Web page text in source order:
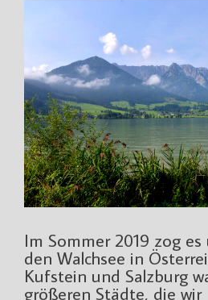
Im Sommer 2019 zog es
den Walchsee in
Kufstein und Salzburg
größeren Städte, die wir